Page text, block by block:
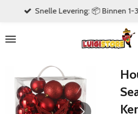
naar
hoofdinhoud
Snelle Levering: 📦 Binnen 1-